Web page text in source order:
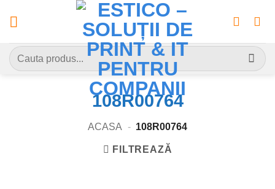
Caută
după:
108R00764
ACASA - 108R00764
FILTREAZĂ